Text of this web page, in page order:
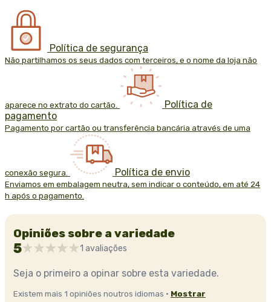
Política de segurança
Não partilhamos os seus dados com terceiros, e o nome da loja não
aparece no extrato do cartão.
Política de
pagamento
Pagamento por cartão ou transferência bancária através de uma
conexão segura. Política de envio
Enviamos em embalagem neutra, sem indicar o conteúdo, em até 24
h após o pagamento.
Opiniões sobre a variedade
5 1 avaliações
Seja o primeiro a opinar sobre esta variedade.
Existem mais 1 opiniões noutros idiomas · Mostrar